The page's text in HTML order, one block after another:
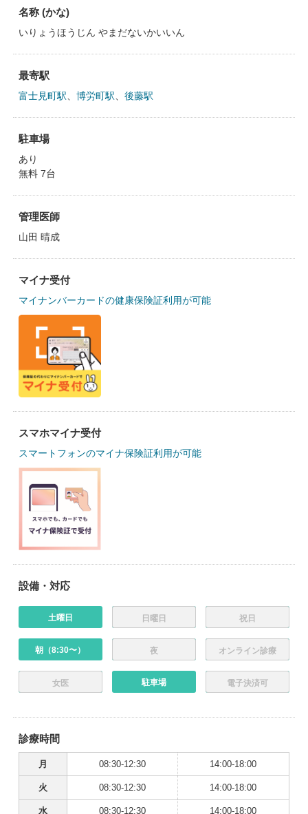
名称 (かな)
いりょうほうじん やまだないかいいん
最寄駅
富士見町駅 博労町駅 後藤駅
駐車場
あり
無料 7台
管理医師
山田 晴成
マイナ受付
マイナンバーカードの健康保険証利用が可能
スマホマイナ受付
スマートフォンのマイナ保険証利用が可能
設備・対応
土曜日 日曜日 祝日
朝（8:30〜） 夜 オンライン診療
女医 駐車場 電子決済可
診療時間
月 08:30-12:30 14:00-18:00
火 08:30-12:30 14:00-18:00
水 08:30-12:30 14:00-18:00